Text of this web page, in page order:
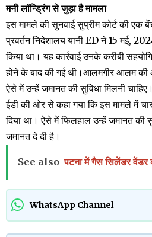
मनी लॉन्ड्रिंग से जुड़ा है मामला
इस मामले की सुनवाई सुप्रीम कोर्ट की
प्रवर्तन निदेशालय यानी ED ने 15 मई,
किया था। यह कार्रवाई उनके करीबी
होने के बाद की गई थी।आलमगीर आलम की
ऐसे में उन्हें जमानत की सुविधा मिलनी चाहिए।
ईडी की ओर से कहा गया कि इस मामले में चार
दिया था। ऐसे में फिलहाल उन्हें जमानत
जमानत दे दी है।
See also पटना में गैस सिलेंडर वेंडर
WhatsApp Channel